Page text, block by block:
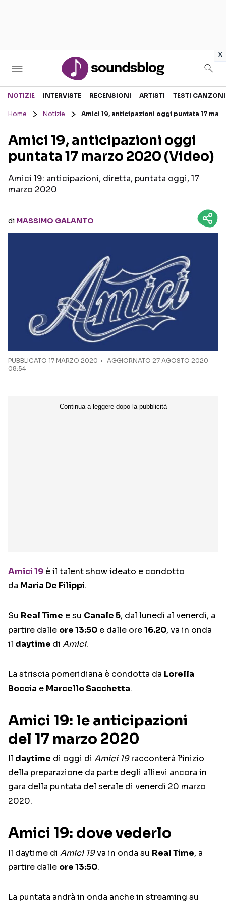
x
Sezioni
RECENSIONI MUSICALI
INTERVISTE
GOSSIP E CURIOSITÀ
TESTI CANZONI
TOUR ED EVENTI
TALENT SHOW
NOTIZIE INTERVISTE RECENSIONI ARTISTI TESTI CANZONI
Home Notizie Amici 19, anticipazioni oggi puntata 17
Amici 19, anticipazioni oggi
puntata 17 marzo 2020 (Video)
Amici 19: anticipazioni, diretta, puntata oggi, 17
marzo 2020
di MASSIMO GALANTO
PUBBLICATO 17 MARZO 2020
AGGIORNATO 27 AGOSTO 2020
08:54
Amici 19 è il talent show ideato e condotto
da Maria De Filippi.
Su Real Time e su Canale 5, dal lunedì al venerdì, a
partire dalle ore 13:50 e dalle ore16.20, va in onda
il daytime di Amici.
La striscia pomeridiana è condotta da Lorella
Boccia e Marcello Sacchetta.
Amici 19: le anticipazioni
del 17 marzo 2020
Il daytime di oggi di Amici 19racconterà l’inizio
della preparazione da parte degli allievi ancora in
gara della puntata del serale di venerdì 20 marzo
2020.
Amici 19: dove vederlo
Il daytime di Amici 19va in onda su Real Time, a
partire dalle ore 13:50.
La puntata andrà in onda anche in streaming su